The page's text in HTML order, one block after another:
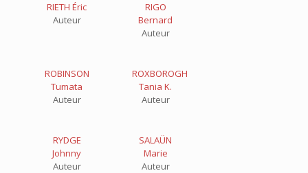
RIETH Éric
Auteur
RIGO
Bernard
Auteur
ROBINSON
Tumata
Auteur
ROXBOROGH
Tania K.
Auteur
RYDGE
Johnny
Auteur
SALAÜN
Marie
Auteur